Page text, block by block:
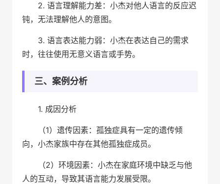
2. 语言理解能力差：小杰对他人语言的反应迟
钝，无法理解他人的意图。
3. 语言表达能力弱：小杰在表达自己的需求
时，往往使用无意义语言或手势。
三、案例分析
1. 成因分析
（1）遗传因素：孤独症具有一定的遗传倾
向，小杰家族中存在其他孤独症成员。
（2）环境因素：小杰在家庭环境中缺乏与他
人的互动，导致其语言能力发展受限。